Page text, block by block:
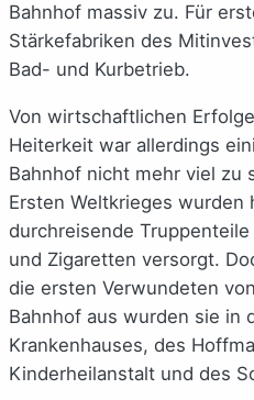
Bahnhof massiv zu. Für
Stärkefabriken des
Bad- und Kurbetrieb.
Von wirtschaftlichen
Heiterkeit war allerdings
Bahnhof nicht mehr viel zu
Ersten Weltkrieges wurden
durchreisende
und Zigaretten versorgt.
die ersten Verwundeten
Bahnhof aus wurden sie in
Krankenhauses, des
Kinderheilanstalt und des